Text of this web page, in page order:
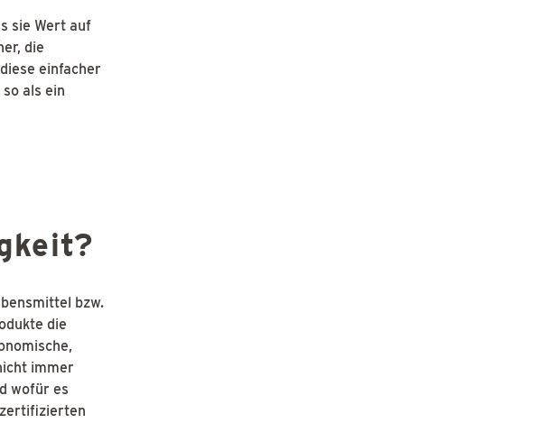
sie Wert auf
die
einfacher
als ein
bzw.
die
immer
wofür es